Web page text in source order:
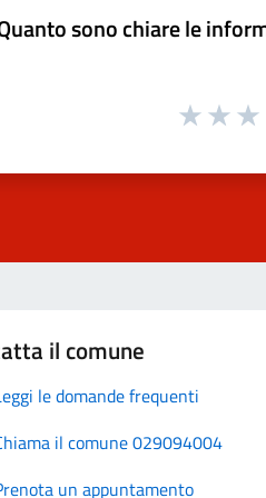
sono chiare le
il comune
le domande frequenti
il comune 029094004
un appuntamento